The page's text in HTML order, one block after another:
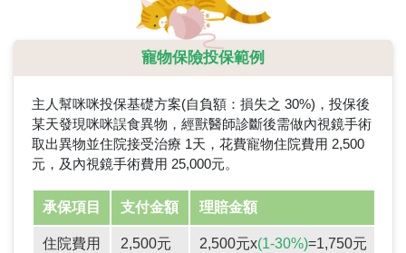
寵物保險投保範例
主人幫咪咪投保基礎方案(自負額：損失之 30%)，投保後
某天發現咪咪誤食異物，經獸醫師診斷後需做內視鏡手術
取出異物並住院接受治療 1天，花費寵物住院費用 2,500
元，及內視鏡手術費用 25,000元。
承保項目 支付金額 理賠金額
住院費用 2,500元 2,500元x(1-30%)=1,750元